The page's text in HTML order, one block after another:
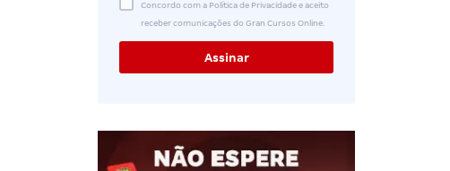
Concordo com a Política de Privacidade e aceito
receber comunicações do Gran Cursos Online.